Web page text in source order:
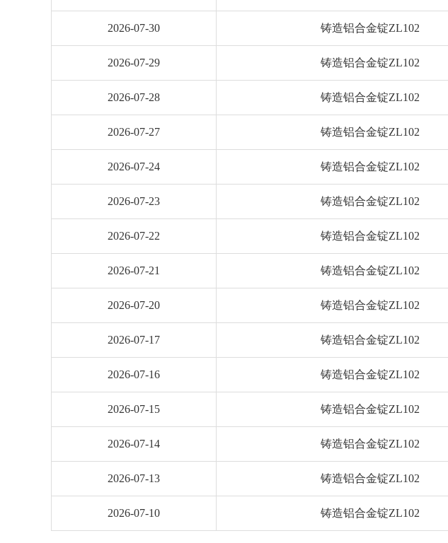
2026-07-30 铸造铝合金锭ZL102
2026-07-29 铸造铝合金锭ZL102
2026-07-28 铸造铝合金锭ZL102
2026-07-27 铸造铝合金锭ZL102
2026-07-24 铸造铝合金锭ZL102
2026-07-23 铸造铝合金锭ZL102
2026-07-22 铸造铝合金锭ZL102
2026-07-21 铸造铝合金锭ZL102
2026-07-20 铸造铝合金锭ZL102
2026-07-17 铸造铝合金锭ZL102
2026-07-16 铸造铝合金锭ZL102
2026-07-15 铸造铝合金锭ZL102
2026-07-14 铸造铝合金锭ZL102
2026-07-13 铸造铝合金锭ZL102
2026-07-10 铸造铝合金锭ZL102